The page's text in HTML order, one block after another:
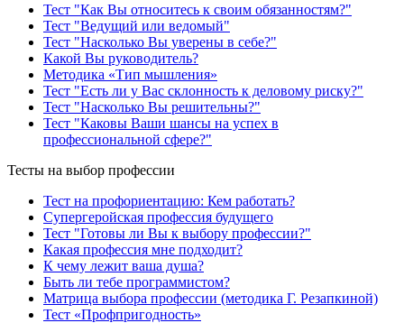
Тест "Как Вы относитесь к своим обязанностям?"
Тест "Ведущий или ведомый"
Тест "Насколько Вы уверены в себе?"
Какой Вы руководитель?
Методика «Тип мышления»
Тест "Есть ли у Вас склонность к деловому риску?"
Тест "Насколько Вы решительны?"
Тест "Каковы Ваши шансы на успех в
профессиональной сфере?"
Тесты на выбор профессии
Тест на профориентацию: Кем работать?
Супергеройская профессия будущего
Тест "Готовы ли Вы к выбору профессии?"
Какая профессия мне подходит?
К чему лежит ваша душа?
Быть ли тебе программистом?
Матрица выбора профессии (методика Г. Резапкиной)
Тест «Профпригодность»